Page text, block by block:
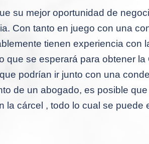
su mejor oportunidad de
Con tanto en juego con una
tienen experiencia con
que se esperará para obtener
podrían ir junto con una
de un abogado, es posible
cárcel , todo lo cual se puede